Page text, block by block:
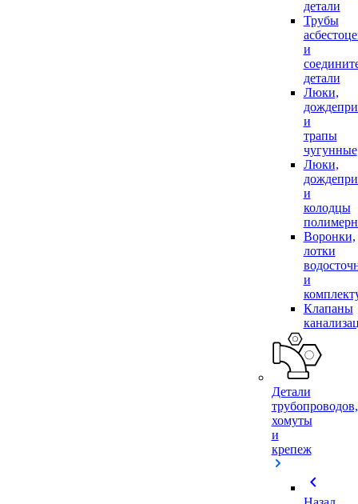
детали
Трубы
и
детали
Люки,
и
трапы
чугунные
Люки,
и
колодцы
Воронки,
лотки
и
Клапаны
Детали
трубопроводов,
хомуты
и
крепеж
chevron_left